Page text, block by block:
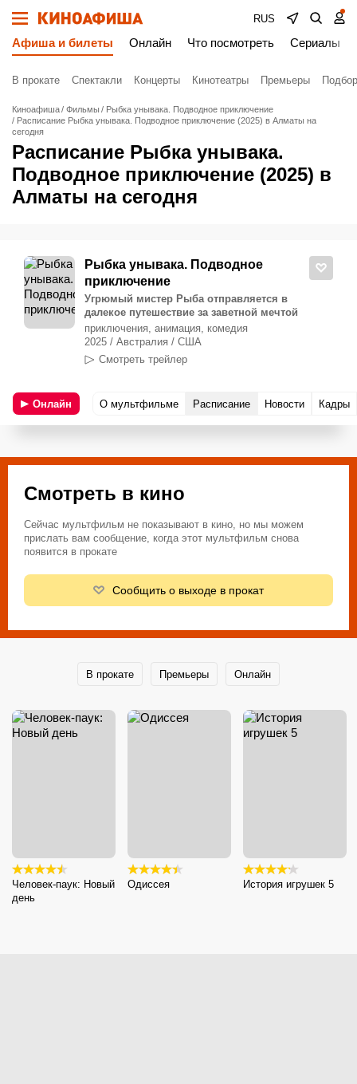
RUS
Афиша и билеты Онлайн Что посмотреть Сериалы
В прокате Спектакли Концерты Кинотеатры Премьеры
Киноафиша Фильмы
Рыбка унывака. Подводное приключение
Расписание Рыбка унывака. Подводное приключение (2025) в Алматы на
сегодня
Расписание Рыбка унывака.
Подводное приключение (2025) в
Алматы на сегодня
Рыбка унывака. Подводное
приключение
Угрюмый мистер Рыба отправляется в
далекое путешествие за заветной мечтой
приключения, анимация, комедия
2025 / Австралия / США
Смотреть трейлер
Онлайн О мультфильме Расписание Новости Кадры
Смотреть в кино
Сейчас мультфильм не показывают в кино, но мы можем
прислать вам сообщение, когда этот мультфильм снова
появится в прокате
Сообщить о выходе в прокат
В прокате Премьеры Онлайн
Человек-паук: Новый
день
Одиссея История игрушек 5